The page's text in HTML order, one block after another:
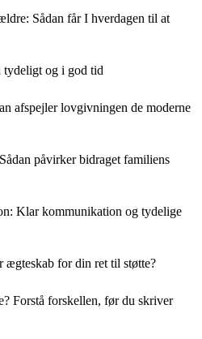
Sådan får I hverdagen til at
tydeligt og i god tid
afspejler lovgivningen de moderne
påvirker bidraget familiens
Klar kommunikation og tydelige
ægteskab for din ret til støtte?
Forstå forskellen, før du skriver